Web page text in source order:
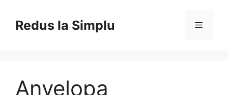
contentRedus la Simplu Menu
Anvelopa